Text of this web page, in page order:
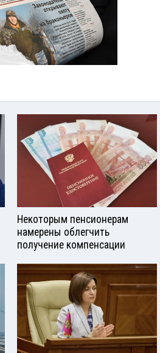
Некоторым пенсионерам
намерены облегчить
получение компенсации